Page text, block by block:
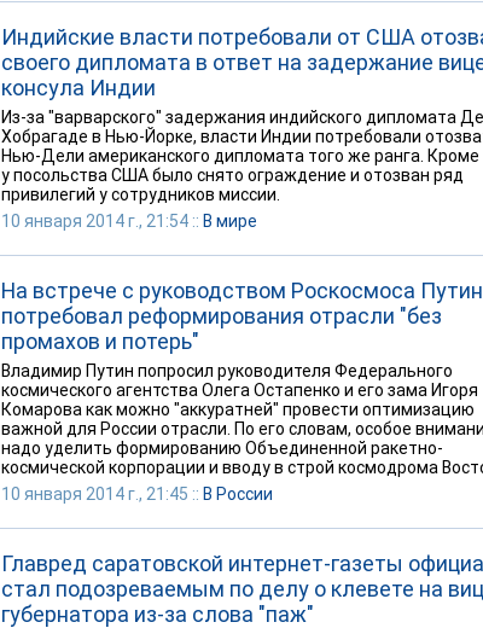
Индийские власти потребовали от США
своего дипломата в ответ на задержание
консула Индии
Из-за "варварского" задержания индийского дипломата
Хобрагаде в Нью-Йорке, власти Индии потребовали
Нью-Дели американского дипломата того же ранга. Кроме
у посольства США было снято ограждение и отозван ряд
привилегий у сотрудников миссии.
10 января 2014 г., 21:54 :: В мире
На встрече с руководством Роскосмоса Путин
потребовал реформирования отрасли "без
промахов и потерь"
Владимир Путин попросил руководителя Федерального
космического агентства Олега Остапенко и его зама Игоря
Комарова как можно "аккуратней" провести оптимизацию
важной для России отрасли. По его словам, особое
надо уделить формированию Объединенной ракетно-
космической корпорации и вводу в строй космодрома
10 января 2014 г., 21:45 :: В России
Главред саратовской интернет-газеты
стал подозреваемым по делу о клевете на
губернатора из-за слова "паж"